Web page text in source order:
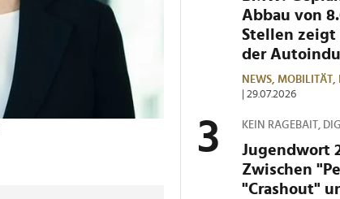
Abbau von
Stellen zeigt
der
NEWS, MOBILITÄT,
| 29.07.2026
KEIN RAGEBAIT,
Jugendwort
Zwischen
"Crashout"